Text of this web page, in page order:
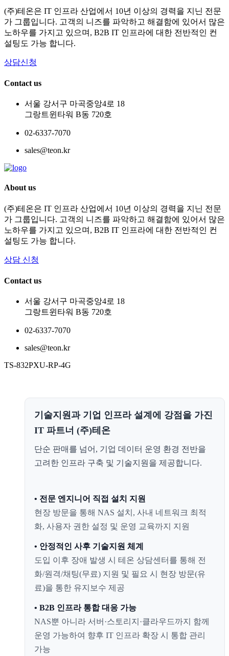
(주)테온은 IT 인프라 산업에서 10년 이상의 경력을 지닌 전문
가 그룹입니다. 고객의 니즈를 파악하고 해결함에 있어서 많은
노하우를 가지고 있으며, B2B IT 인프라에 대한 전반적인 컨
설팅도 가능 합니다.
상담신청
Contact us
서울 강서구 마곡중앙4로 18
그랑트윈타워 B동 720호
02-6337-7070
sales@teon.kr
About us
(주)테온은 IT 인프라 산업에서 10년 이상의 경력을 지닌 전문
가 그룹입니다. 고객의 니즈를 파악하고 해결함에 있어서 많은
노하우를 가지고 있으며, B2B IT 인프라에 대한 전반적인 컨
설팅도 가능 합니다.
상담 신청
Contact us
서울 강서구 마곡중앙4로 18
그랑트윈타워 B동 720호
02-6337-7070
sales@teon.kr
TS-832PXU-RP-4G
기술지원과 기업 인프라 설계에 강점을 가진
IT 파트너 (주)테온
단순 판매를 넘어, 기업 데이터 운영 환경 전반을
고려한 인프라 구축 및 기술지원을 제공합니다.
• 전문 엔지니어 직접 설치 지원
현장 방문을 통해 NAS 설치, 사내 네트워크 최적
화, 사용자 권한 설정 및 운영 교육까지 지원
• 안정적인 사후 기술지원 체계
도입 이후 장애 발생 시 테온 상담센터를 통해 전
화/원격/채팅(무료) 지원 및 필요 시 현장 방문(유
료)을 통한 유지보수 제공
• B2B 인프라 통합 대응 가능
NAS뿐 아니라 서버·스토리지·클라우드까지 함께
운영 가능하여 향후 IT 인프라 확장 시 통합 관리
가능